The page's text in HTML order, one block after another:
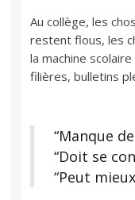
Au collège, les
restent flous, les
la machine
filières, bulletins
“Manque
“Doit se
“Peut